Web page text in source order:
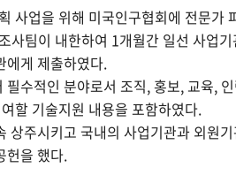
사업을 위해 미국인구협회에 전문가
팀이 내한하여 1개월간 일선 사업
에게 제출하였다.
수적인 분야로서 조직, 홍보, 교육,
할 기술지원 내용을 포함하였다.
상주시키고 국내의 사업기관과 외원
헌을 했다.